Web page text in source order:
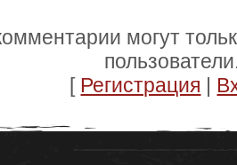
могут
[ Регистрация